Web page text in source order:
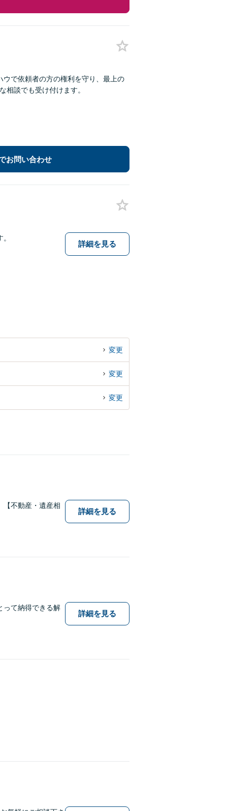
ウで依頼者の方の権利を守り、最上の
相談でも受け付けます。
お問い合わせ
詳細を見る
変更
変更
変更
【不動産・遺産相
詳細を見る
って納得できる解
詳細を見る